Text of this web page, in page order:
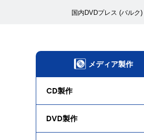
国内DVDプレス (バル
メディア製作
CD製作
DVD製作